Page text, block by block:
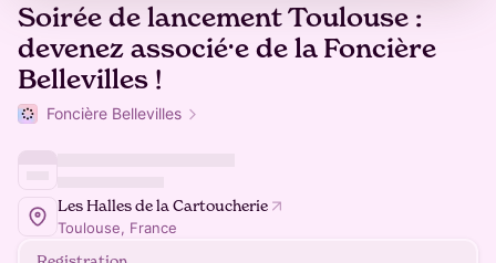
Soirée de lancement Toulouse :
devenez associé⸱e de la Foncière
Bellevilles !
Foncière Bellevilles
Les Halles de la Cartoucherie
Toulouse, France